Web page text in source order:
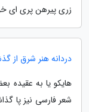
زری پیرهن پری ای
دردانه هنر شرق از
شعر فارسی نیز پا